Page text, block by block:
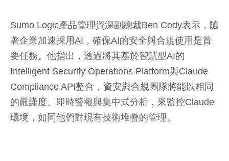
Sumo Logic產品管理資深副總裁Ben Cody表示，隨
著企業加速採用AI，確保AI的安全與合規使用是首
要任務。他指出，透過將其基於智慧型AI的
Intelligent Security Operations Platform與Claude
Compliance API整合，資安與合規團隊將能以相同
的嚴謹度、即時警報與集中式分析，來監控Claude
環境，如同他們對現有技術堆疊的管理。